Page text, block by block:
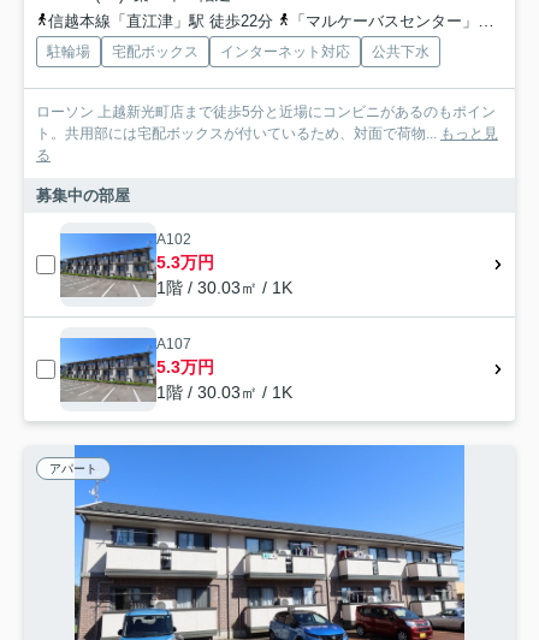
信越本線「直江津」駅 徒歩22分
「マルケーバスセンター」バス停下車 徒歩5分
駐輪場 宅配ボックス インターネット対応 公共下水
ローソン 上越新光町店まで徒歩5分と近場にコンビニがあるのもポイン
ト。共用部には宅配ボックスが付いているため、対面で荷物... もっと見
る
募集中の部屋
A102
5.3万円
1階 / 30.03㎡ / 1K
A107
5.3万円
1階 / 30.03㎡ / 1K
アパート